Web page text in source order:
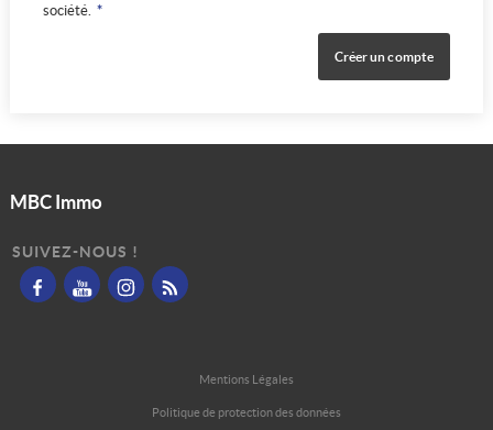
société. *
MBC Immo
SUIVEZ-NOUS !
Mentions Légales
Politique de protection des données